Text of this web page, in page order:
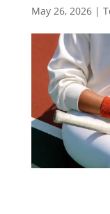
May 26, 2026|